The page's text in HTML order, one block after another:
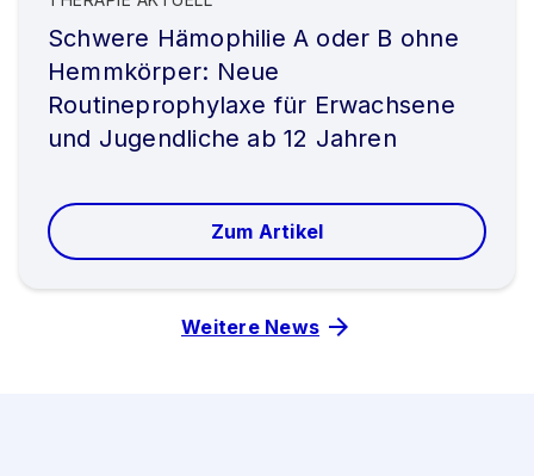
Schwere Hämophilie A oder B ohne
Hemmkörper: Neue
Routineprophylaxe für Erwachsene
und Jugendliche ab 12 Jahren
Zum Artikel
Weitere News